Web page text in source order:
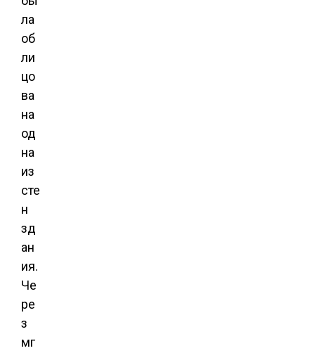
ла
об
ли
цо
ва
на
од
на
из
сте
н
зд
ан
ия.
Че
ре
з
мг